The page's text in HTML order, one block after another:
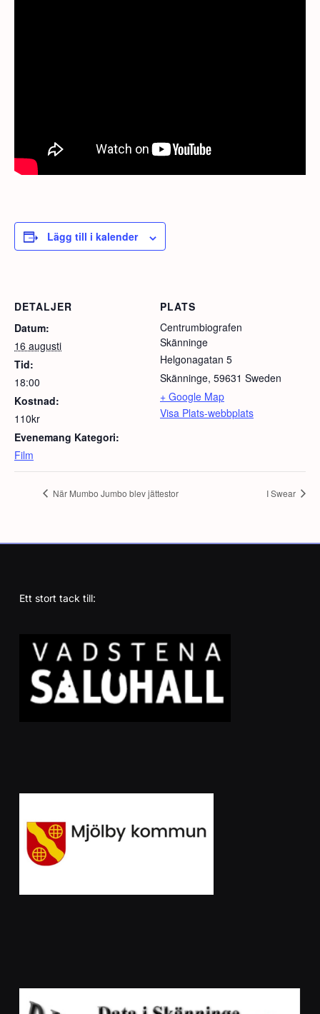
Lägg till i kalender
DETALJER
Datum:
16 augusti
Tid:
18:00
Kostnad:
110kr
Evenemang Kategori:
Film
PLATS
Centrumbiografen
Skänninge
Helgonagatan 5
Skänninge, 59631 Sweden
+ Google Map
Visa Plats-webbplats
När Mumbo Jumbo blev jättestor I Swear
Ett stort tack till: